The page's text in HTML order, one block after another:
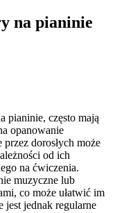
na pianinie
pianinie, często mają
opanowanie
dorosłych może
od ich
na ćwiczenia.
muzyczne lub
co może ułatwić im
jednak regularne